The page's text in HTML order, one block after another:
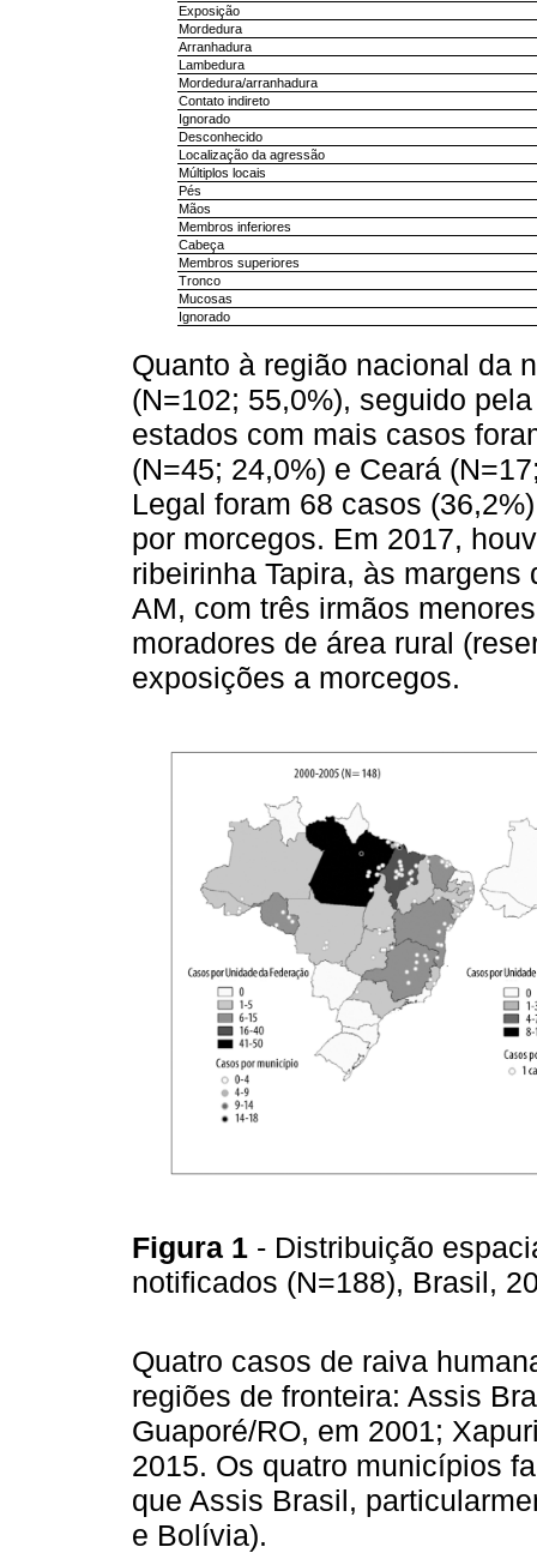
Exposição
Mordedura
Arranhadura
Lambedura
Mordedura/arranhadura
Contato indireto
Ignorado
Desconhecido
Localização da agressão
Múltiplos locais
Pés
Mãos
Membros inferiores
Cabeça
Membros superiores
Tronco
Mucosas
Ignorado
Quanto à região nacional da
(N=102; 55,0%), seguido
estados com mais casos
(N=45; 24,0%) e Ceará
Legal foram 68 casos
por morcegos. Em 2017,
ribeirinha Tapira, às
AM, com três irmãos
moradores de área rural
exposições a morcegos.
Figura 1 - Distribuição
notificados (N=188), Brasil,
Quatro casos de raiva
regiões de fronteira: Assis
Guaporé/RO, em 2001;
2015. Os quatro municípios
que Assis Brasil,
e Bolívia).